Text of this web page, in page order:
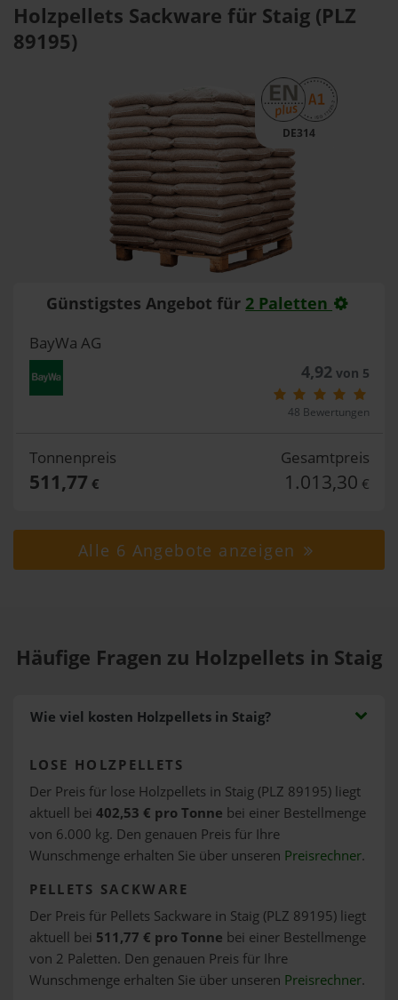
Holzpellets Sackware für Staig (PLZ
89195)
DE314
Günstigstes Angebot für 2 Paletten
BayWa AG
4,92von 5
48 Bewertungen
Tonnenpreis
511,77 €
Gesamtpreis
1.013,30 €
Alle 6 Angebote anzeigen
Häufige Fragen zu Holzpellets in Staig
Wie viel kosten Holzpellets in Staig?
LOSE HOLZPELLETS
Der Preis für lose Holzpellets in Staig (PLZ 89195) liegt
aktuell bei 402,53 € pro Tonne bei einer Bestellmenge
von 6.000 kg. Den genauen Preis für Ihre
Wunschmenge erhalten Sie über unseren Preisrechner.
PELLETS SACKWARE
Der Preis für Pellets Sackware in Staig (PLZ 89195) liegt
aktuell bei 511,77 € pro Tonne bei einer Bestellmenge
von 2 Paletten. Den genauen Preis für Ihre
Wunschmenge erhalten Sie über unseren Preisrechner.